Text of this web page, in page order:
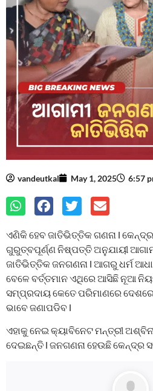
vandeutkal May 1, 2025 6:57
ଏଣିକି ହେବ ଜାତିଭିତ୍ତିକ ଗଣନା l
ଗୁରୁତ୍ବପୂର୍ଣ୍ଣ ନିଷ୍ପତ୍ତି ଅନୁଯାୟୀ
ଜାତିଭିତ୍ତିକ ଜନଗଣନା l ଆଗରୁ ଧର୍ମ
ବେଳେ ବର୍ତ୍ତମାନ ଏଥିରେ ଆସିଛି ନୂଆ
ସମ୍ପ୍ରଦାୟ କେତେ ପରିମାଣରେ
ଭାବେ ଜଣାପଡିବ l
ଏହାକୁ ନେଇ କ୍ୟାବିନେଟ ମନ୍ତ୍ରୀ
ଦେଇଛନ୍ତି l ଜନଗଣନା ହେଉଛି କେନ୍ଦ୍ର